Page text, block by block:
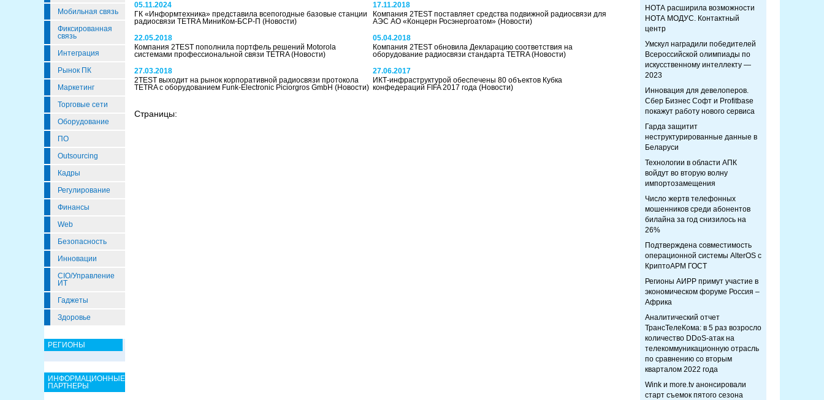
Мобильная связь
Фиксированная
связь
Интеграция
Рынок ПК
Маркетинг
Торговые сети
Оборудование
ПО
Outsourcing
Кадры
Регулирование
Финансы
Web
Безопасность
Инновации
CIO/Управление
ИТ
Гаджеты
Здоровье
РЕГИОНЫ
ИНФОРМАЦИОННЫЕ
ПАРТНЕРЫ
05.11.2024
ГК «Информтехника» представила всепогодные базовые станции
радиосвязи TETRA МиниКом-БСР-П (Новости)
17.11.2018
Компания 2TEST поставляет средства подвижной радиосвязи для
АЭС АО «Концерн Росэнергоатом» (Новости)
22.05.2018
Компания 2TEST пополнила портфель решений Motorola
системами профессиональной связи TETRA(Новости)
05.04.2018
Компания 2TEST обновила Декларацию соответствия на
оборудование радиосвязи стандарта TETRA(Новости)
27.03.2018
2TEST выходит на рынок корпоративной радиосвязи протокола
TETRA с оборудованием Funk-Electronic Piciorgros GmbH (Новости)
27.06.2017
ИКТ-инфраструктурой обеспечены 80 объектов Кубка
конфедераций FIFA 2017 года (Новости)
Страницы:
НОТА расширила возможности
НОТА МОДУС. Контактный
центр
Умскул наградили победителей
Всероссийской олимпиады по
искусственному интеллекту —
2023
Инновация для девелоперов.
Сбер Бизнес Софт и Profitbase
покажут работу нового сервиса
Гарда защитит
неструктурированные данные в
Беларуси
Технологии в области АПК
войдут во вторую волну
импортозамещения
Число жертв телефонных
мошенников среди абонентов
билайна за год снизилось на
26%
Подтверждена совместимость
операционной системы AlterOS с
КриптоАРМ ГОСТ
Регионы АИРР примут участие в
экономическом форуме Россия –
Африка
Аналитический отчет
ТрансТелеКома: в 5 раз возросло
количество DDoS-атак на
телекоммуникационную отрасль
по сравнению со вторым
кварталом 2022 года
Wink и more.tv анонсировали
старт съемок пятого сезона